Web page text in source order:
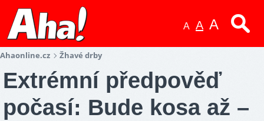
A A A
Ahaonline.cz Žhavé drby
Extrémní předpověď
počasí: Bude kosa až –